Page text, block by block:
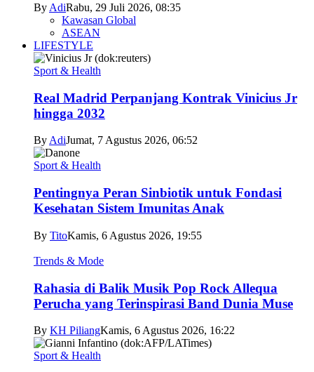
By AdiRabu, 29 Juli 2026, 08:35
Kawasan Global
ASEAN
LIFESTYLE
Sport & Health
Real Madrid Perpanjang Kontrak Vinicius Jr
hingga 2032
ByAdiJumat, 7 Agustus 2026, 06:52
Sport & Health
Pentingnya Peran Sinbiotik untuk Fondasi
Kesehatan Sistem Imunitas Anak
By TitoKamis, 6 Agustus 2026, 19:55
Trends & Mode
Rahasia di Balik Musik Pop Rock Allequa
Perucha yang Terinspirasi Band Dunia Muse
By KH PiliangKamis, 6 Agustus 2026, 16:22
Sport & Health